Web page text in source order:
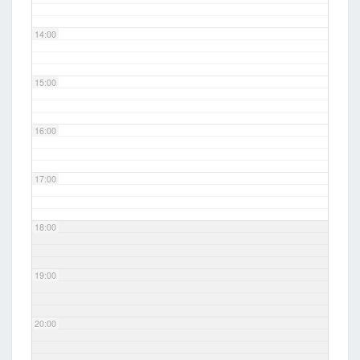
14:00
15:00
16:00
17:00
18:00
19:00
20:00